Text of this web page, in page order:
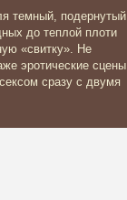
темный, подернутый
до теплой плоти
«свитку». Не
эротические сцены
сразу с двумя